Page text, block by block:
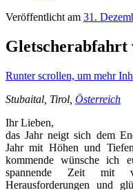
Veröffentlicht am 31.
Runter scrollen, um mehr
Stubaital, Tirol, Österreich
Ihr Lieben,
das Jahr neigt sich dem
Jahr mit Höhen und
kommende wünsche ich
spannende Zeit mit
Herausforderungen und